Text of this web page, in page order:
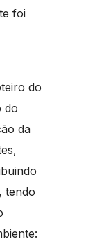
foi
do
do
da
tendo